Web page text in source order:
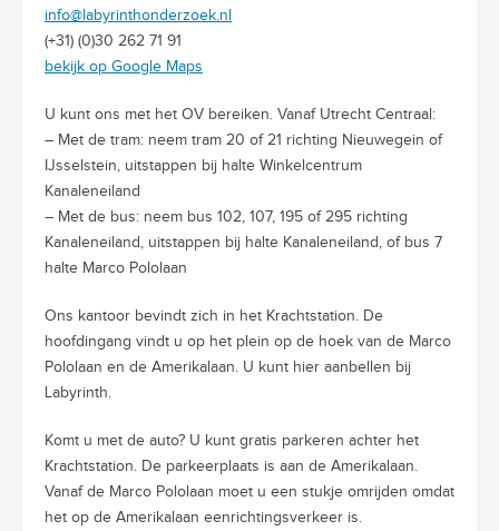
info@labyrinthonderzoek.nl
(+31) (0)30 262 71 91
bekijk op Google Maps
U kunt ons met het OV bereiken. Vanaf Utrecht Centraal:
– Met de tram: neem tram 20 of 21 richting Nieuwegein of
IJsselstein, uitstappen bij halte Winkelcentrum
Kanaleneiland
– Met de bus: neem bus 102, 107, 195 of 295 richting
Kanaleneiland, uitstappen bij halte Kanaleneiland, of bus 7
halte Marco Pololaan
Ons kantoor bevindt zich in het Krachtstation. De
hoofdingang vindt u op het plein op de hoek van de Marco
Pololaan en de Amerikalaan. U kunt hier aanbellen bij
Labyrinth.
Komt u met de auto? U kunt gratis parkeren achter het
Krachtstation. De parkeerplaats is aan de Amerikalaan.
Vanaf de Marco Pololaan moet u een stukje omrijden omdat
het op de Amerikalaan eenrichtingsverkeer is.